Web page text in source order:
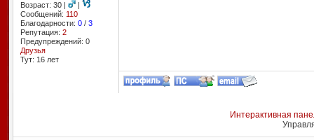
Возраст: 30 |
|
Сообщений: 110
Благодарности: 0/ 3
Репутация: 2
Предупреждений: 0
Друзья
Тут: 16 лет
Интерактивная